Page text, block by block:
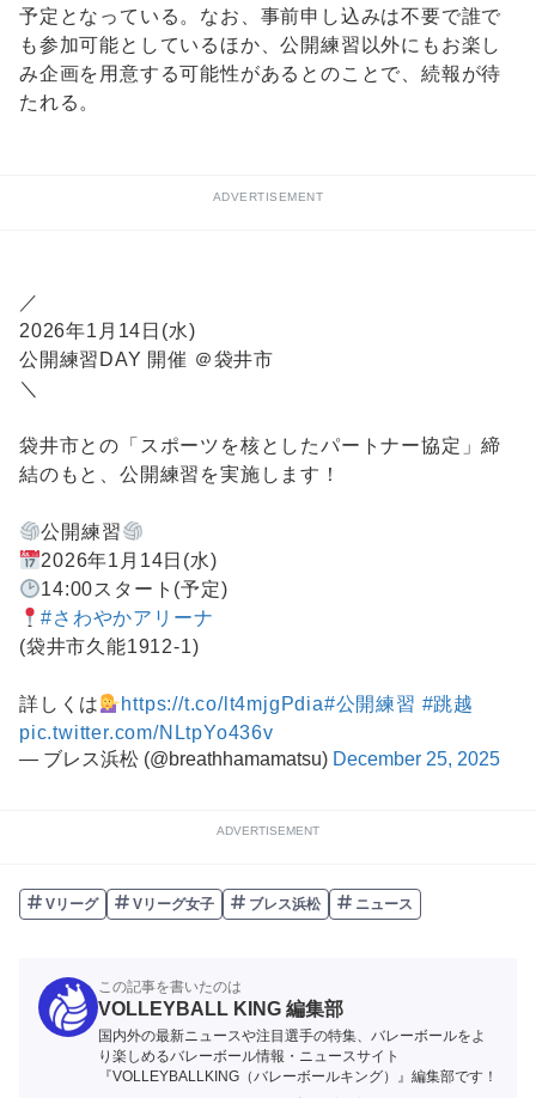
予定となっている。なお、事前申し込みは不要で誰で
も参加可能としているほか、公開練習以外にもお楽し
み企画を用意する可能性があるとのことで、続報が待
たれる。
ADVERTISEMENT
／
2026年1月14日(水)
公開練習DAY 開催 ＠袋井市
＼
袋井市との「スポーツを核としたパートナー協定」締
結のもと、公開練習を実施します！
公開練習
2026年1月14日(水)
14:00スタート(予定)
#さわやかアリーナ
(袋井市久能1912-1)
詳しくは https://t.co/lt4mjgPdia#公開練習 #跳越
pic.twitter.com/NLtpYo436v
— ブレス浜松 (@breathhamamatsu) December 25, 2025
ADVERTISEMENT
Vリーグ Vリーグ女子 ブレス浜松 ニュース
この記事を書いたのは
VOLLEYBALL KING 編集部
国内外の最新ニュースや注目選手の特集、バレーボールをよ
り楽しめるバレーボール情報・ニュースサイト
『VOLLEYBALLKING（バレーボールキング）』編集部です！